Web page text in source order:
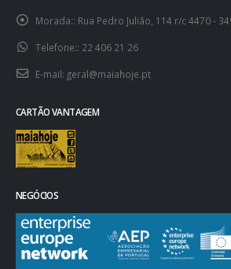
Morada:: Rua Pedro Julião, 114 r/c 4470 -
Telefone:: 22 406 21 26
E-mail: geral@maiahoje.pt
CARTÃO VANTAGEM
NEGÓCIOS